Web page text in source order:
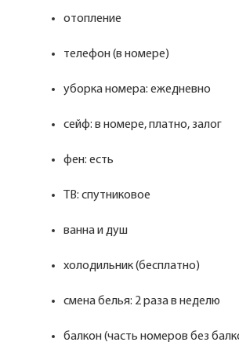
отопление
телефон (в номере)
уборка номера: ежедневно
сейф: в номере, платно, залог
фен: есть
ТВ: спутниковое
ванна и душ
холодильник (бесплатно)
смена белья: 2 раза в неделю
балкон (часть номеров без